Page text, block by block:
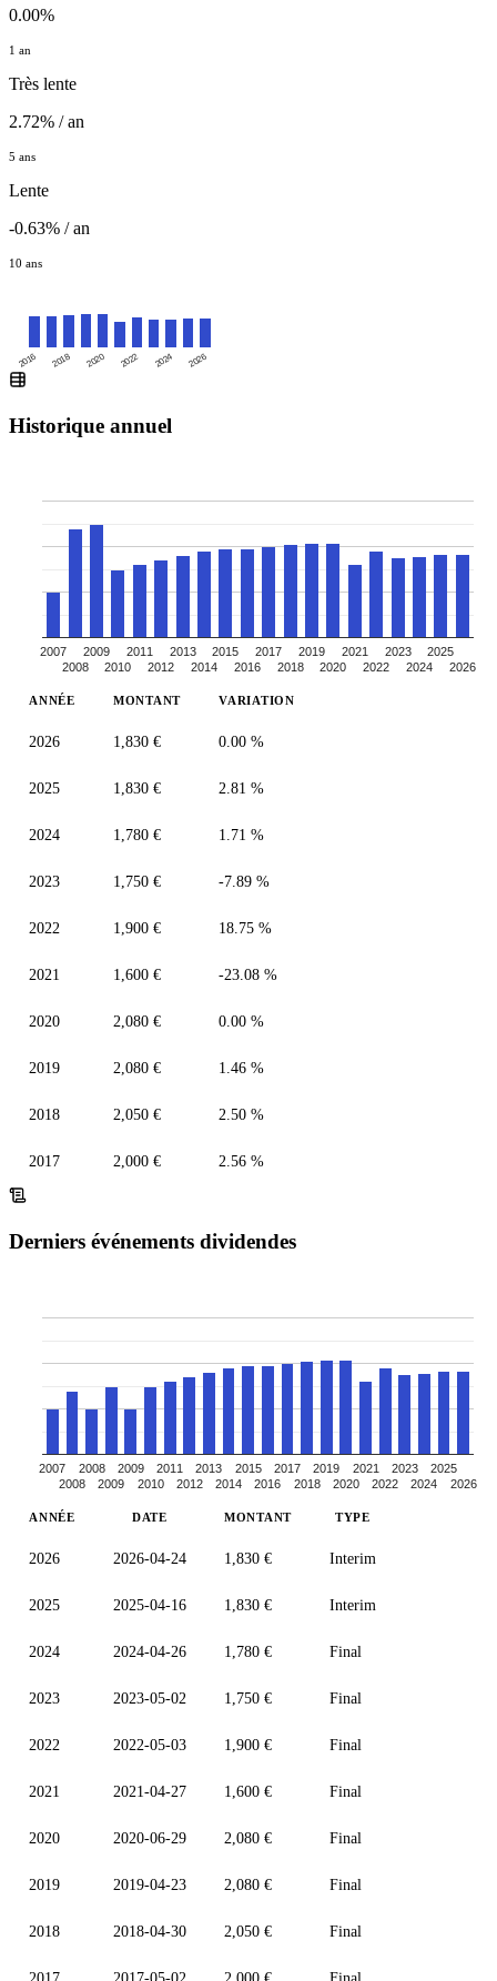
0.00%
1 an
Très lente
2.72% / an
5 ans
Lente
-0.63% / an
10 ans
2016 2018 2020 2022 2024 2026
Historique annuel
2007
2008
2009
2010
2011
2012
2013
2014
2015
2016
2017
2018
2019
2020
2021
2022
2023
2024
2025
2026
ANNÉE MONTANT VARIATION
2026 1,830 € 0.00 %
2025 1,830 € 2.81 %
2024 1,780 € 1.71 %
2023 1,750 € -7.89 %
2022 1,900 € 18.75 %
2021 1,600 € -23.08 %
2020 2,080 € 0.00 %
2019 2,080 € 1.46 %
2018 2,050 € 2.50 %
2017 2,000 € 2.56 %
Derniers événements dividendes
2007
2008
2008
2009
2009
2010
2011
2012
2013
2014
2015
2016
2017
2018
2019
2020
2021
2022
2023
2024
2025
2026
ANNÉE DATE MONTANT TYPE
2026 2026-04-24 1,830 € Interim
2025 2025-04-16 1,830 € Interim
2024 2024-04-26 1,780 € Final
2023 2023-05-02 1,750 € Final
2022 2022-05-03 1,900 € Final
2021 2021-04-27 1,600 € Final
2020 2020-06-29 2,080 € Final
2019 2019-04-23 2,080 € Final
2018 2018-04-30 2,050 € Final